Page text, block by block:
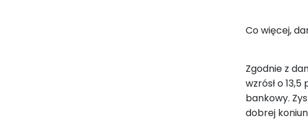
Co więcej,
Zgodnie z
wzrósł o
bankowy.
dobrej